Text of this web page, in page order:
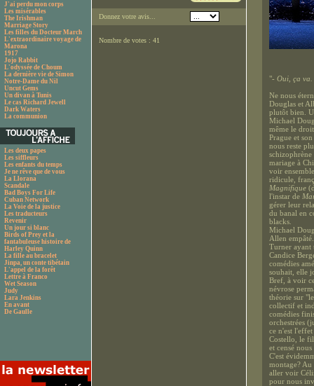
J'ai perdu mon corps
Les misérables
The Irishman
Marriage Story
Les filles du Docteur March
L'extraordinaire voyage de
Marona
1917
Jojo Rabbit
L'odyssée de Choum
La dernière vie de Simon
Notre-Dame du Nil
Uncut Gems
Un divan à Tunis
Le cas Richard Jewell
Dark Waters
La communion
Les deux papes
Les siffleurs
Les enfants du temps
Je ne rêve que de vous
La Llorana
Scandale
Bad Boys For Life
Cuban Network
La Voie de la justice
Les traducteurs
Revenir
Un jour si blanc
Birds of Prey et la
fantabuleuse histoire de
Harley Quinn
La fille au bracelet
Jinpa, un conte tibétain
L'appel de la forêt
Lettre à Franco
Wet Season
Judy
Lara Jenkins
En avant
De Gaulle
Donnez votre avis...
Nombre de votes : 41
"- Oui, ça
Ne nous
Douglas et
plutôt bien.
Michael
même le
Prague et
nous reste
schizophrène
mariage à
voir
ridicule,
Magnifique
l'instar de
gérer leur
du banal en
blacks.
Michael
Allen
Turner ayant
Candice
comédies
souhait, elle
Bref, à voir
névrose
théorie sur
collectif et
comédies
orchestrées
ce n'est
Costello, le
et censé
C'est
montage?
aller voir
pour nous